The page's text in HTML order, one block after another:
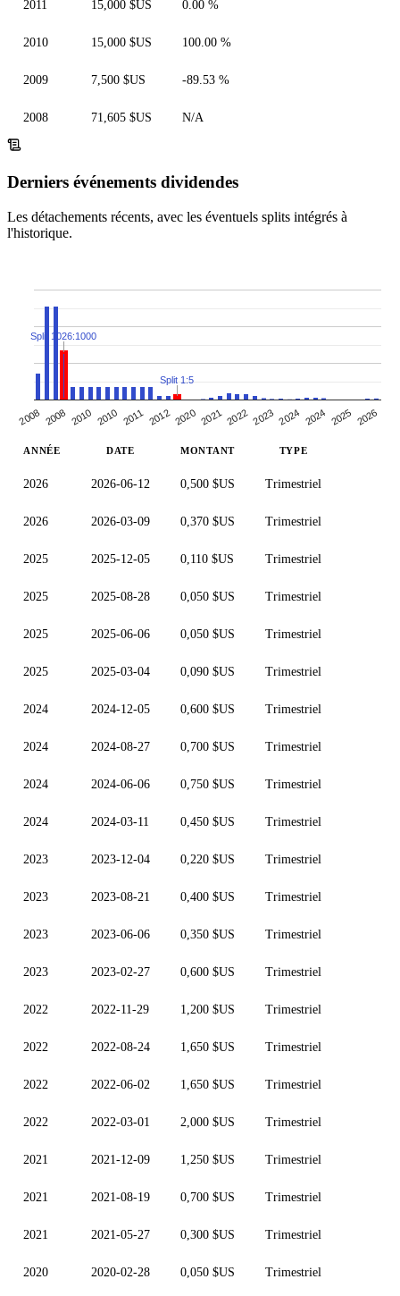
2011 15,000 $US 0.00 %
2010 15,000 $US 100.00 %
2009 7,500 $US -89.53 %
2008 71,605 $US N/A
Derniers événements dividendes
Les détachements récents, avec les éventuels splits intégrés à
l'historique.
2008 2008 2010 2010 2011 2012 2020 2021 2022 2023 2024 2024 2025 2026
Split 1026:1000
Split 1:5
ANNÉE DATE MONTANT TYPE
2026 2026-06-12 0,500 $US Trimestriel
2026 2026-03-09 0,370 $US Trimestriel
2025 2025-12-05 0,110 $US Trimestriel
2025 2025-08-28 0,050 $US Trimestriel
2025 2025-06-06 0,050 $US Trimestriel
2025 2025-03-04 0,090 $US Trimestriel
2024 2024-12-05 0,600 $US Trimestriel
2024 2024-08-27 0,700 $US Trimestriel
2024 2024-06-06 0,750 $US Trimestriel
2024 2024-03-11 0,450 $US Trimestriel
2023 2023-12-04 0,220 $US Trimestriel
2023 2023-08-21 0,400 $US Trimestriel
2023 2023-06-06 0,350 $US Trimestriel
2023 2023-02-27 0,600 $US Trimestriel
2022 2022-11-29 1,200 $US Trimestriel
2022 2022-08-24 1,650 $US Trimestriel
2022 2022-06-02 1,650 $US Trimestriel
2022 2022-03-01 2,000 $US Trimestriel
2021 2021-12-09 1,250 $US Trimestriel
2021 2021-08-19 0,700 $US Trimestriel
2021 2021-05-27 0,300 $US Trimestriel
2020 2020-02-28 0,050 $US Trimestriel